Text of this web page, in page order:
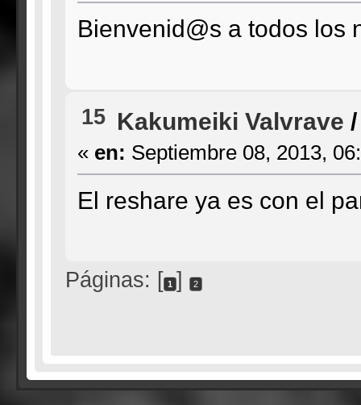
Bienvenid@s a todos los
15 Kakumeiki Valvrave
« en: Septiembre 08, 2013,
El reshare ya es con el
Páginas: [ 1 ] 2